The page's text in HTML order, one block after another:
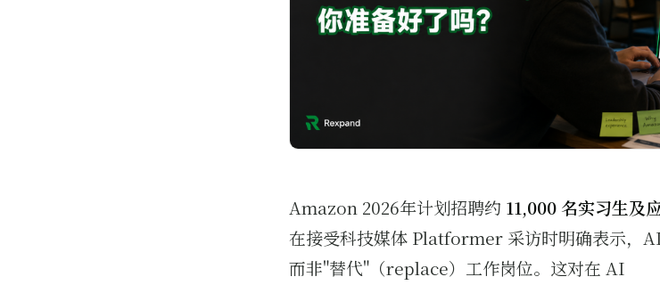
Amazon 2026年计划招聘约 11,000 名实习生及
在接受科技媒体 Platformer 采访时明确表示，
而非"替代"（replace）工作岗位。这对在 AI